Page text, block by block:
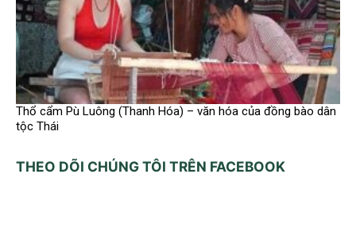
Thổ cẩm Pù Luông (Thanh Hóa) – văn hóa của đồng bào dân
tộc Thái
THEO DÕI CHÚNG TÔI TRÊN FACEBOOK